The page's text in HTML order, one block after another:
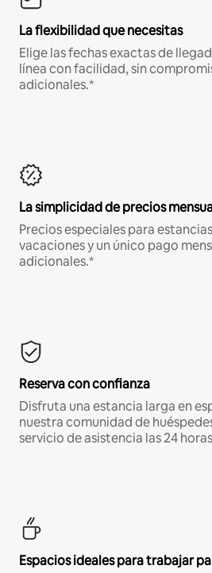
La flexibilidad que necesitas
Elige las fechas exactas de
línea con facilidad, sin
adicionales.*
La simplicidad de precios
Precios especiales para
vacaciones y un único pago
adicionales.*
Reserva con confianza
Disfruta una estancia larga en
nuestra comunidad de
servicio de asistencia las 24
Espacios ideales para trabajar